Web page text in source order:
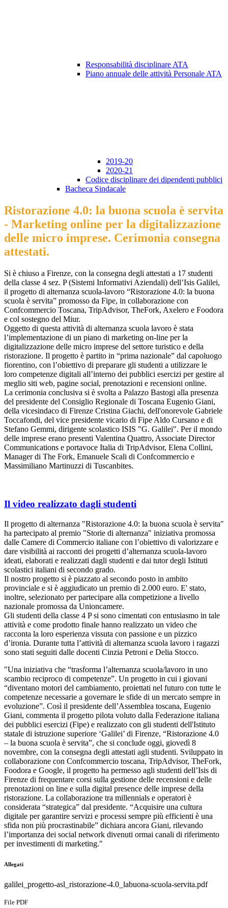
Responsabilità disciplinare ATA
Piano annuale delle attività Personale ATA
2019-20
2020-21
Codice disciplinare dei dipendenti pubblici
Bacheca Sindacale
Ristorazione 4.0: la buona scuola è servita
- Marketing online per la digitalizzazione
delle micro imprese. Cerimonia consegna
attestati.
Si è chiuso a Firenze, con la consegna degli attestati a 17 studenti
della classe 4 sez. P (Sistemi Informativi Aziendali) dell’Isis Galilei,
il progetto di alternanza scuola-lavoro “Ristorazione 4.0: la buona
scuola è servita” promosso da Fipe, in collaborazione con
Confcommercio Toscana, TripAdvisor, TheFork, Axelero e Foodora
e col sostegno del Miur.
Oggetto di questa attività di alternanza scuola lavoro è stata
l’implementazione di un piano di marketing on-line per la
digitalizzazione delle micro imprese del settore turistico e della
ristorazione. Il progetto è partito in “prima nazionale” dal capoluogo
fiorentino, con l’obiettivo di preparare gli studenti a utilizzare le
loro competenze digitali all’interno dei pubblici esercizi per gestire al
meglio siti web, pagine social, prenotazioni e recensioni online.
La cerimonia conclusiva si è svolta a Palazzo Bastogi alla presenza
del presidente del Consiglio Regionale di Toscana Eugenio Giani,
della vicesindaco di Firenze Cristina Giachi, dell'onorevole Gabriele
Toccafondi, del vice presidente vicario di Fipe Aldo Cursano e di
Stefano Gemmi, dirigente scolastico ISIS "G. Galilei". Per il mondo
delle imprese erano presenti Valentina Quattro, Associate Director
Communications e portavoce Italia di TripAdvisor, Elena Collini,
Manager di The Fork, Emanuele Scali di Confcommercio e
Massimiliano Martinuzzi di Tuscanbites.
Il video realizzato dagli studenti
Il progetto di alternanza "Ristorazione 4.0: la buona scuola è servita"
ha partecipato al premio "Storie di alternanza" iniziativa promossa
dalle Camere di Commercio italiane con l’obiettivo di valorizzare e
dare visibilità ai racconti dei progetti d’alternanza scuola-lavoro
ideati, elaborati e realizzati dagli studenti e dai tutor degli Istituti
scolastici italiani di secondo grado.
Il nostro progetto si è piazzato al secondo posto in ambito
provinciale e si è aggiudicato un premio di 2.000 euro. E' stato,
inoltre, selezionato per partecipare alla competizione a livello
nazionale promossa da Unioncamere.
Gli studenti della classe 4 P si sono cimentati con entusiasmo in tale
attività e come prodotto finale hanno realizzato un video che
racconta la loro esperienza vissuta con passione e un pizzico
d’ironia. Durante tutta l’attività di alternanza scuola lavoro i ragazzi
sono stati seguiti dalle docenti Cinzia Petroni e Delia Stocco.
"Una iniziativa che “trasforma l’alternanza scuola/lavoro in uno
scambio reciproco di competenze”. Un progetto in cui i giovani
“diventano motori del cambiamento, proiettati nel futuro con tutte le
competenze necessarie a governare le sfide di un mercato sempre in
evoluzione”. Così il presidente dell’Assemblea toscana, Eugenio
Giani, commenta il progetto pilota voluto dalla Federazione italiana
dei pubblici esercizi (Fipe) e realizzato con gli studenti dell'Istituto
statale di istruzione superiore ‘Galilei’ di Firenze, “Ristorazione 4.0
– la buona scuola è servita”, che si conclude oggi, giovedì 8
novembre, con la consegna degli attestati agli studenti. Sviluppato in
collaborazione con Confcommercio toscana, TripAdvisor, TheFork,
Foodora e Google, il progetto ha permesso agli studenti dell’Isis di
Firenze di frequentare corsi sulla gestione delle recensioni e delle
prenotazioni on line e sulla digital presence delle imprese della
ristorazione. La collaborazione tra millennials e operatori è
considerata “strategica” dal presidente. “Acquisire una cultura
digitale per garantire servizi e processi sempre più efficienti è una
sfida non più procrastinabile” dichiara ancora Giani, rilevando
l’importanza dei social network divenuti ormai canali di riferimento
per investimenti di marketing."
Allegati
galilei_progetto-asl_ristorazione-4.0_labuona-scuola-servita.pdf
File PDF